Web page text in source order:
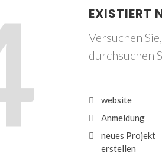
EXISTIERT
Versuchen
durchsuchen
website
Anmeldung
neues Projekt
erstellen